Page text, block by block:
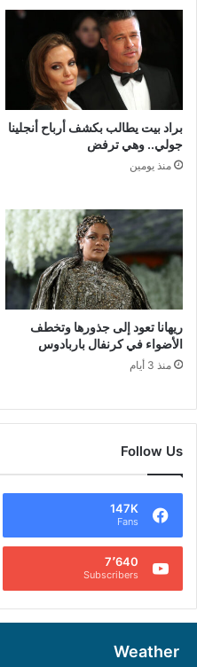
براد بيت يطالب بكشف أرباح أنجلينا
جولي.. وهي ترفض
منذ يومين
ريهانا تعود إلى جذورها وتخطف
الأضواء في كرنفال باربادوس
منذ 3 أيام
Follow Us
147K
Fans
7٬640
Subscribers
Weather